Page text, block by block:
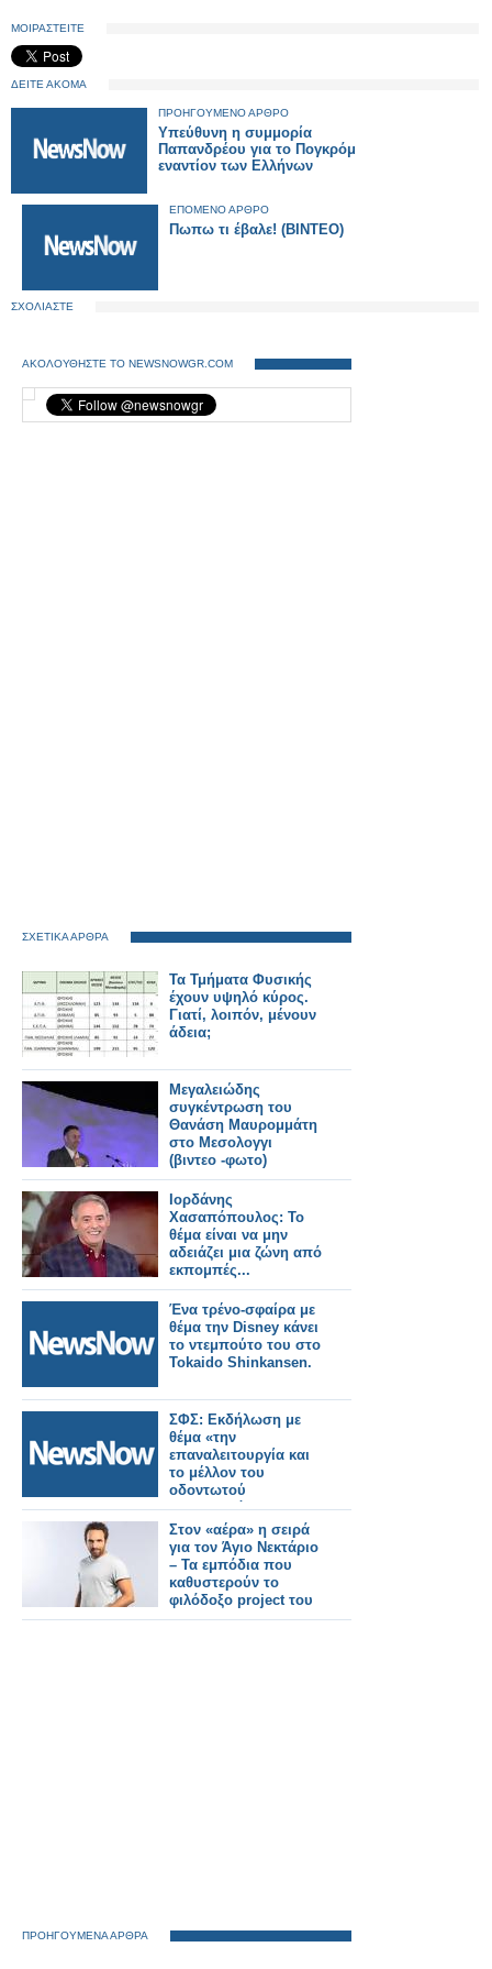
ΜΟΙΡΑΣΤΕΙΤΕ
ΔΕΙΤΕ ΑΚΟΜΑ
ΠΡΟΗΓΟΥΜΕΝΟ ΑΡΘΡΟ
Υπεύθυνη η συμμορία
Παπανδρέου για το Πογκρόμ
εναντίον των Ελλήνων
ΕΠΟΜΕΝΟ ΑΡΘΡΟ
Πωπω τι έβαλε! (ΒΙΝΤΕΟ)
ΣΧΟΛΙΑΣΤΕ
ΑΚΟΛΟΥΘΗΣΤΕ ΤΟ NEWSNOWGR.COM
ΣΧΕΤΙΚΑ ΑΡΘΡΑ
Τα Τμήματα Φυσικής
έχουν υψηλό κύρος.
Γιατί, λοιπόν, μένουν
άδεια;
Μεγαλειώδης
συγκέντρωση του
Θανάση Μαυρομμάτη
στο Μεσολογγι
(βιντεο -φωτο)
Ιορδάνης
Χασαπόπουλος: Το
θέμα είναι να μην
αδειάζει μια ζώνη από
εκπομπές...
Ένα τρένο-σφαίρα με
θέμα την Disney κάνει
το ντεμπούτο του στο
Tokaido Shinkansen.
ΣΦΣ: Εκδήλωση με
θέμα «την
επαναλειτουργία και
το μέλλον του
οδοντωτού
σιδηροδρόμου,
Διακοπτού-
Καλαβρύτων».
Στον «αέρα» η σειρά
για τον Άγιο Νεκτάριο
– Τα εμπόδια που
καθυστερούν το
φιλόδοξο project του
Alpha
ΠΡΟΗΓΟΥΜΕΝΑ ΑΡΘΡΑ